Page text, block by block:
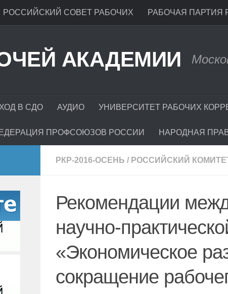
РОССИЙСКИЙ СОВЕТ РАБОЧИХ РАБОЧАЯ ПАРТИЯ
АКАДЕМИИ
В СДО АУДИО УНИВЕРСИТЕТ РАБОЧИХ
ПРОФСОЮЗОВ РОССИИ НАРОДНАЯ
РКР-2016-ОСЕНЬ / РОССИЙСКИЙ
Рекомендации
научно-
«Экономическое
сокращение